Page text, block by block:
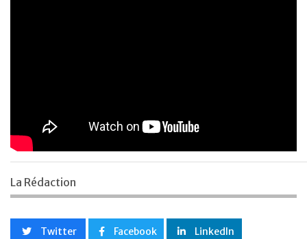
La Rédaction
Twitter Facebook LinkedIn